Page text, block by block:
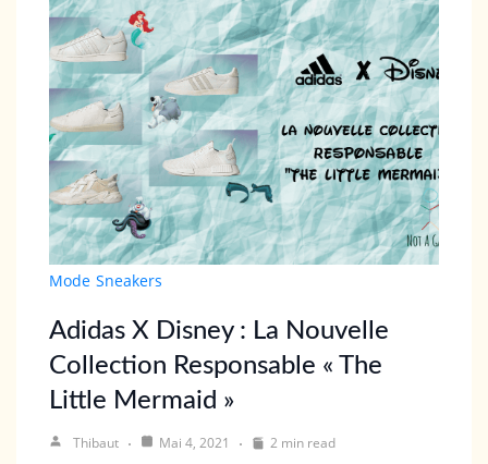
Mode Sneakers
Adidas X Disney : La Nouvelle
Collection Responsable « The
Little Mermaid »
Thibaut Mai 4, 2021 2 min read